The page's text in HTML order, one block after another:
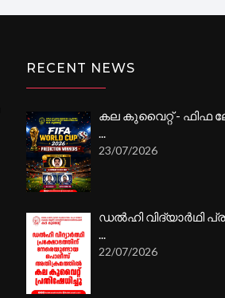
RECENT NEWS
കല കുവൈറ്റ് - ഫിഫ
...
23/07/2026
ഡൽഹി വിദ്യാർഥി
...
22/07/2026